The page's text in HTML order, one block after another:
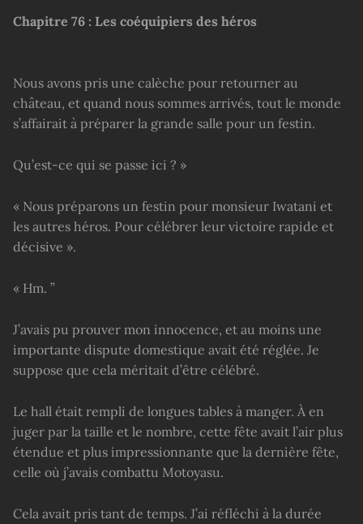
Chapitre 76 : Les coéquipiers des héros
Nous avons pris une calèche pour retourner au
château, et quand nous sommes arrivés, tout le monde
s’affairait à préparer la grande salle pour un festin.
Qu’est-ce qui se passe ici ? »
« Nous préparons un festin pour monsieur Iwatani et
les autres héros. Pour célébrer leur victoire rapide et
décisive ».
« Hm. ”
J’avais pu prouver mon innocence, et au moins une
importante dispute domestique avait été réglée. Je
suppose que cela méritait d’être célébré.
Le hall était rempli de longues tables à manger. À en
juger par la taille et le nombre, cette fête avait l’air plus
étendue et plus impressionnante que la dernière fête,
celle où j’avais combattu Motoyasu.
Cela avait pris tant de temps. J’ai réfléchi à la durée